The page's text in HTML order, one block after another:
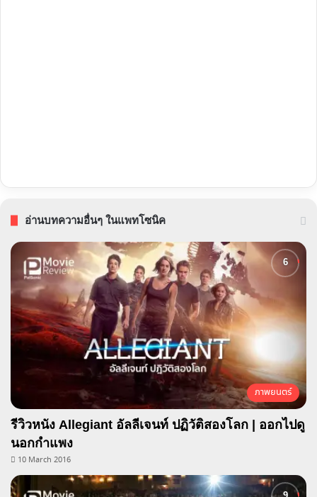
อ่านบทความอื่นๆ ในแพทโซนิค
ภาพยนตร์
รีวิวหนัง Allegiant อัลลีเจนท์ ปฏิวัติสองโลก | ออกไปดู
นอกกำแพง
10 March 2016